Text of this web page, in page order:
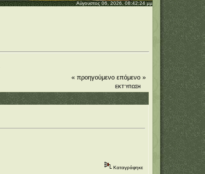
Αύγουστος 06, 2026, 08:42:24 μμ
« προηγούμενο επόμενο »
ΕΚΤΎΠΩΣΗ
Καταγράφηκε